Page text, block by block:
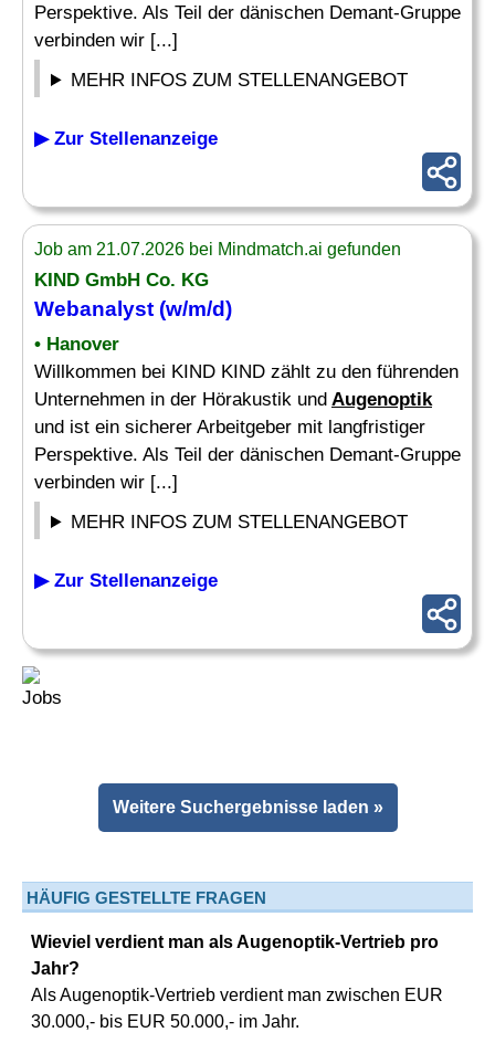
Perspektive. Als Teil der dänischen Demant-Gruppe
verbinden wir [...]
MEHR INFOS ZUM STELLENANGEBOT
▶ Zur Stellenanzeige
Job am 21.07.2026 bei Mindmatch.ai gefunden
KIND GmbH Co. KG
Webanalyst (w/m/d)
• Hanover
Willkommen bei KIND KIND zählt zu den führenden
Unternehmen in der Hörakustik und Augenoptik
und ist ein sicherer Arbeitgeber mit langfristiger
Perspektive. Als Teil der dänischen Demant-Gruppe
verbinden wir [...]
MEHR INFOS ZUM STELLENANGEBOT
▶ Zur Stellenanzeige
Weitere Suchergebnisse laden »
HÄUFIG GESTELLTE FRAGEN
Wieviel verdient man als Augenoptik-Vertrieb pro
Jahr?
Als Augenoptik-Vertrieb verdient man zwischen EUR
30.000,- bis EUR 50.000,- im Jahr.